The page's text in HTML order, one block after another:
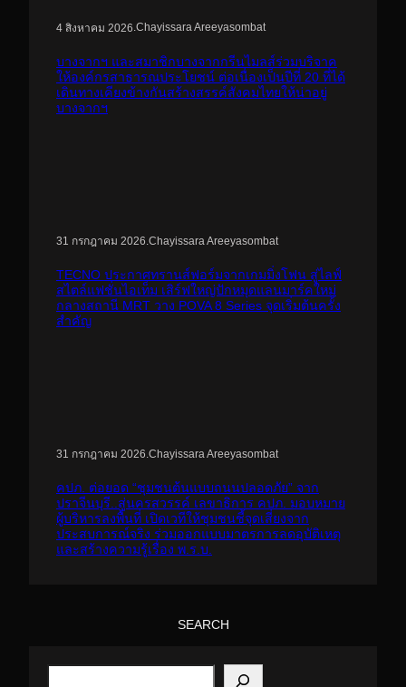
4 สิงหาคม 2026.Chayissara Areeyasombat
บางจากฯ และสมาชิกบางจากกรีนไมลส์ร่วมบริจาค
ให้องค์กรสาธารณประโยชน์ ต่อเนื่องเป็นปีที่ 20 ที่ได้
เดินทางเคียงข้างกันสร้างสรรค์สังคมไทยให้น่าอยู่
บางจากฯ
31 กรกฎาคม 2026 Chayissara Areeyasombat
TECNO ประกาศทรานส์ฟอร์มจากเกมมิ่งโฟน สู่ไลฟ์
สไตล์แฟชั่นไอเท็ม เสิร์ฟใหญ่ปักหมุดแลนมาร์คใหม่
กลางสถานี MRT วาง POVA 8 Series จุดเริ่มต้นครั้ง
สำคัญ
31 กรกฎาคม 2026 Chayissara Areeyasombat
คปภ. ต่อยอด “ชุมชนต้นแบบถนนปลอดภัย” จาก
ปราจีนบุรี..สู่นครสวรรค์ เลขาธิการ คปภ. มอบหมาย
ผู้บริหารลงพื้นที่ เปิดเวทีให้ชุมชนชี้จุดเสี่ยงจาก
ประสบการณ์จริง ร่วมออกแบบมาตรการลดอุบัติเหตุ
และสร้างความรู้เรื่อง พ.ร.บ.
SEARCH
S